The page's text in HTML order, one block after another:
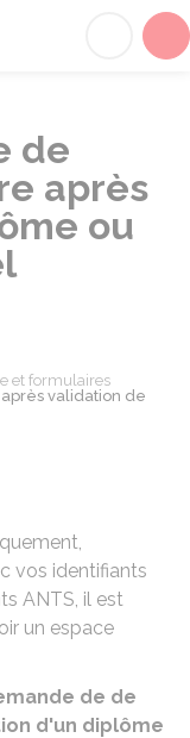
de
après
ou
et formulaires
validation de
vos identifiants
ANTS, il est
un espace
de de
d'un diplôme